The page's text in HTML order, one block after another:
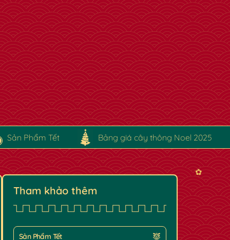
Sản Phẩm Tết Bảng giá cây thông Noel 2025
Tham khảo thêm
Sản Phẩm Tết